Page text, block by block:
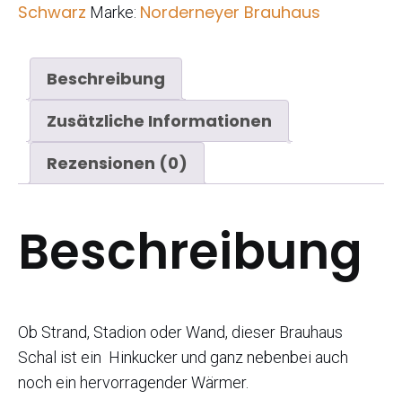
Schwarz Marke: Norderneyer Brauhaus
Beschreibung
Zusätzliche Informationen
Rezensionen (0)
Beschreibung
Ob Strand, Stadion oder Wand, dieser Brauhaus
Schal ist ein Hinkucker und ganz nebenbei auch
noch ein hervorragender Wärmer.